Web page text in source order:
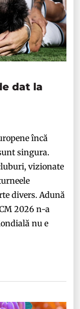
dat la
încă
singura.
vizionate
divers. Adună
2026 n-a
nu e